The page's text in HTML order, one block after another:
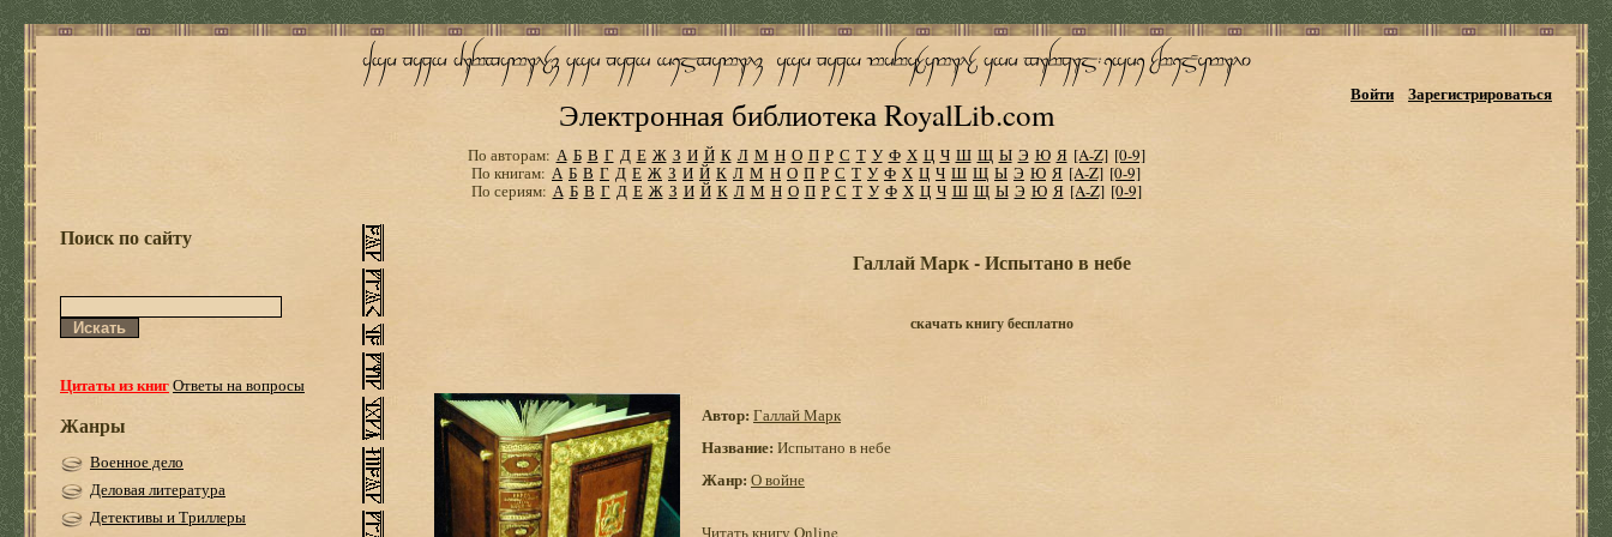
Электронная библиотека RoyalLib.com
Войти Зарегистрироваться
По авторам: А Б В Г Д Е Ж З И Й К Л М Н О П Р С Т У Ф Х Ц Ч Ш Щ Ы Э Ю Я [A-Z] [0-9]
По книгам: А Б В Г Д Е Ж З И Й К Л М Н О П Р С Т У Ф Х Ц Ч Ш Щ Ы Э Ю Я [A-Z] [0-9]
По сериям: А Б В Г Д Е Ж З И Й К Л М Н О П Р С Т У Ф Х Ц Ч Ш Щ Ы Э Ю Я [A-Z] [0-9]
Поиск по сайту
Цитаты из книгОтветы на вопросы
Жанры
Военное дело
Деловая литература
Детективы и Триллеры
Галлай Марк - Испытано в небе
скачать книгу бесплатно
Автор: Галлай Марк
Название: Испытано в небе
Жанр: О войне
Читать книгу Online